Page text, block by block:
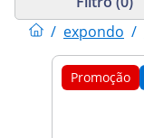
/ expondo /
Promoção